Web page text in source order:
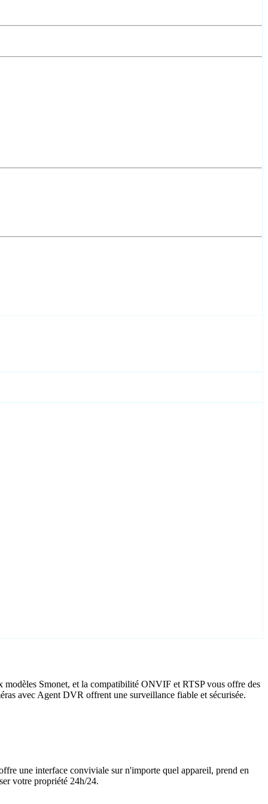
Smonet, et la compatibilité ONVIF et RTSP vous offre des
avec Agent DVR offrent une surveillance fiable et sécurisée.
une interface conviviale sur n'importe quel appareil, prend en
votre propriété 24h/24.